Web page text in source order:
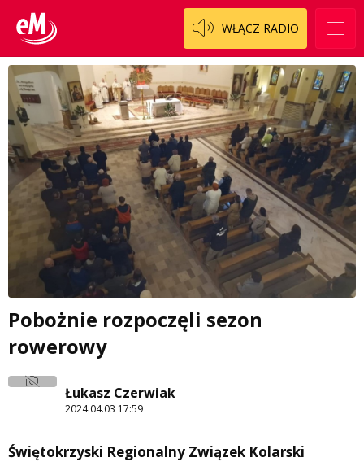
WŁĄCZ RADIO
Pobożnie rozpoczęli sezon
rowerowy
Łukasz Czerwiak
2024.04.03 17:59
Świętokrzyski Regionalny Związek Kolarski